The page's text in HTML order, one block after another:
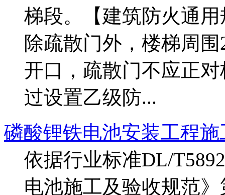
梯段。【建筑防火通用
除疏散门外，楼梯周
开口，疏散门不应正
过设置乙级防...
磷酸锂铁电池安装工程施
依据行业标准DL/
电池施工及验收规范